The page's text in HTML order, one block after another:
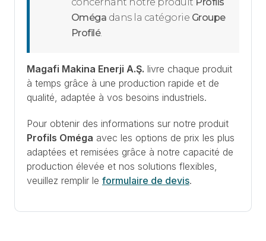
concernant notre produit Profils
Oméga dans la catégorie Groupe
Profilé.
Magafi Makina Enerji A.Ş. livre chaque produit
à temps grâce à une production rapide et de
qualité, adaptée à vos besoins industriels.
Pour obtenir des informations sur notre produit
Profils Oméga avec les options de prix les plus
adaptées et remisées grâce à notre capacité de
production élevée et nos solutions flexibles,
veuillez remplir le formulaire de devis.